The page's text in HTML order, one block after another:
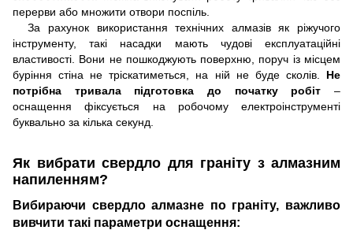
перерви або множити отвори поспіль.
За рахунок використання технічних алмазів як ріжучого
інструменту, такі насадки мають чудові експлуатаційні
властивості. Вони не пошкоджують поверхню, поруч із місцем
буріння стіна не тріскатиметься, на ній не буде сколів. Не
потрібна тривала підготовка до початку робіт –
оснащення фіксується на робочому електроінструменті
буквально за кілька секунд.
Як вибрати свердло для граніту з алмазним
напиленням?
Вибираючи свердло алмазне по граніту, важливо
вивчити такі параметри оснащення: